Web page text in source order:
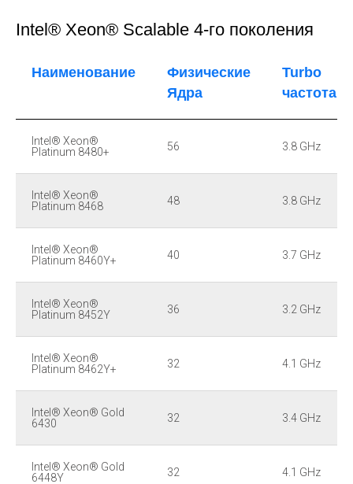
Intel® Xeon® Scalable 4-го поколения
Наименование
Физические
Ядра
Turbo
частота
Intel® Xeon®
Platinum 8480+
56 3.8 GHz
Intel® Xeon®
Platinum 8468
48 3.8 GHz
Intel® Xeon®
Platinum 8460Y+
40 3.7 GHz
Intel® Xeon®
Platinum 8452Y
36 3.2 GHz
Intel® Xeon®
Platinum 8462Y+
32 4.1 GHz
Intel® Xeon® Gold
6430
32 3.4 GHz
Intel® Xeon® Gold
6448Y
32 4.1 GHz